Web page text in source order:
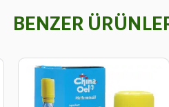
BENZER